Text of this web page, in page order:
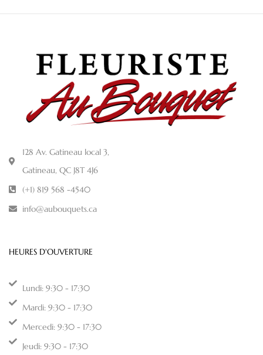
128 Av. Gatineau local 3,
Gatineau, QC J8T 4J6
(+1) 819 568 -4540
info@aubouquets.ca
HEURES D'OUVERTURE
Lundi: 9:30 - 17:30
Mardi: 9:30 - 17:30
Mercedi: 9:30 - 17:30
Jeudi: 9:30 - 17:30